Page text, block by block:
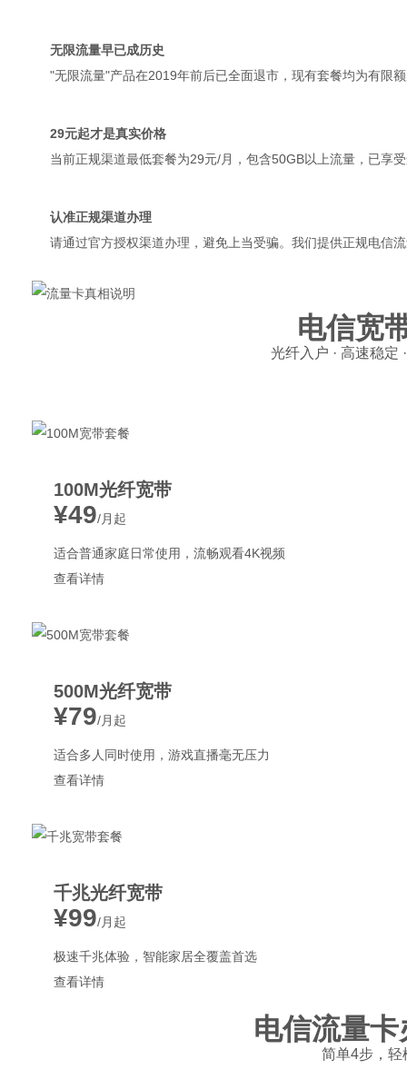
无限流量早已成历史
"无限流量"产品在2019年前后已全面退市，现有套餐均为有限
29元起才是真实价格
当前正规渠道最低套餐为29元/月，包含50GB以上流量，已享
认准正规渠道办理
请通过官方授权渠道办理，避免上当受骗。我们提供正规电信
电信宽
光纤入户 · 高速稳定
100M光纤宽带
¥49/月起
适合普通家庭日常使用，流畅观看4K视频
查看详情
500M光纤宽带
¥79/月起
适合多人同时使用，游戏直播毫无压力
查看详情
千兆光纤宽带
¥99/月起
极速千兆体验，智能家居全覆盖首选
查看详情
电信流量
简单4步，轻